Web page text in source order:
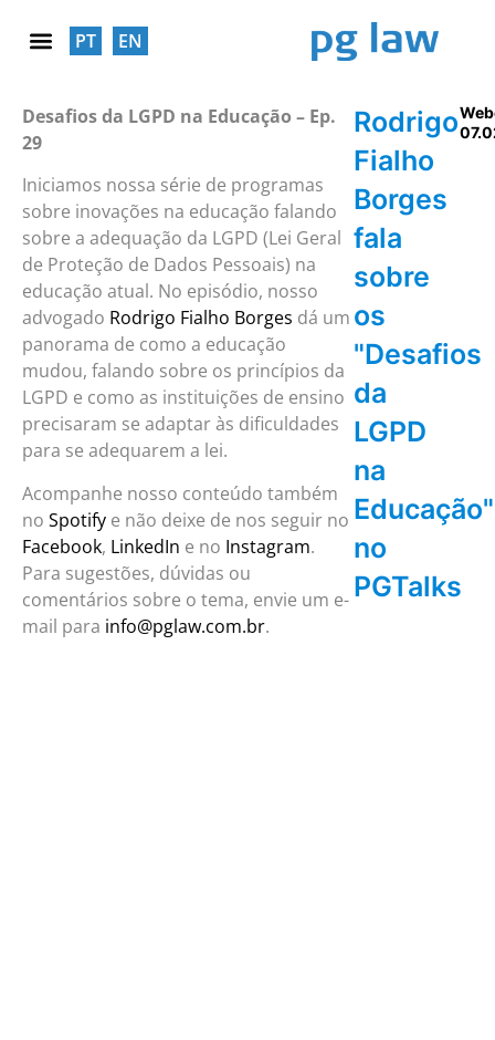
PT EN
Rodrigo
Fialho
Borges
fala
sobre
os
"Desafios
da
LGPD
na
Educação"
no
PGTalks
Desafios da LGPD na Educação – Ep.
29
Iniciamos nossa série de programas
sobre inovações na educação falando
sobre a adequação da LGPD (Lei Geral
de Proteção de Dados Pessoais) na
educação atual. No episódio, nosso
advogado Rodrigo Fialho Borges dá um
panorama de como a educação
mudou, falando sobre os princípios da
LGPD e como as instituições de ensino
precisaram se adaptar às dificuldades
para se adequarem a lei.
Acompanhe nosso conteúdo também
no Spotify e não deixe de nos seguir no
Facebook, LinkedIn e no Instagram.
Para sugestões, dúvidas ou
comentários sobre o tema, envie um e-
mail para info@pglaw.com.br.